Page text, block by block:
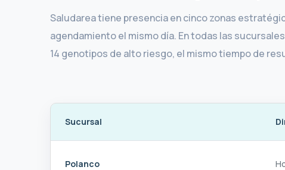
Saludarea tiene presencia en cinco zonas
agendamiento el mismo día. En todas las
14 genotipos de alto riesgo, el mismo tiempo de
Sucursal
Polanco